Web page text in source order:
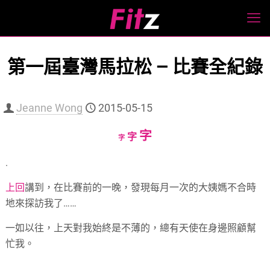
第一屆臺灣馬拉松 — 比賽全紀錄
Jeanne Wong 2015-05-15
字Decrease
字Reset
字Increase
.
上回講到，在比賽前的一晚，發現每月一次的大姨媽不合時
地來探訪我了……
一如以往，上天對我始終是不薄的，總有天使在身邊照顧幫
忙我。